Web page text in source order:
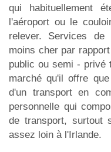
qui habituellement
l'aéroport ou le
relever. Services
moins cher par
public ou semi - privé
marché qu'il offre
d'un transport en
personnelle qui
de transport, surtout
assez loin à l'Irlande.